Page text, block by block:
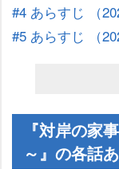
#4 あらすじ （
#5 あらすじ （
『対岸の家
～』の各話